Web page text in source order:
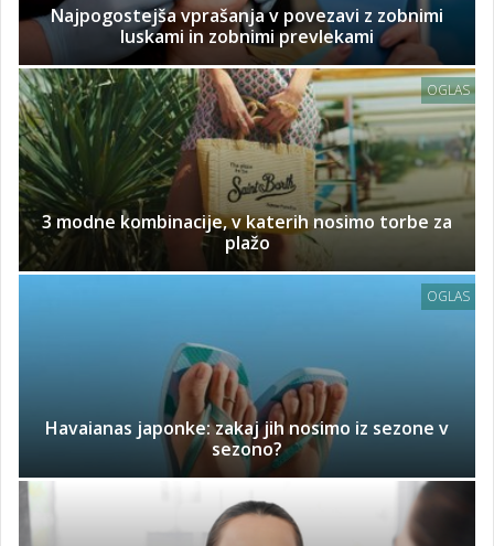
Najpogostejša vprašanja v povezavi z zobnimi
luskami in zobnimi prevlekami
OGLAS
3 modne kombinacije, v katerih nosimo torbe za
plažo
OGLAS
Havaianas japonke: zakaj jih nosimo iz sezone v
sezono?